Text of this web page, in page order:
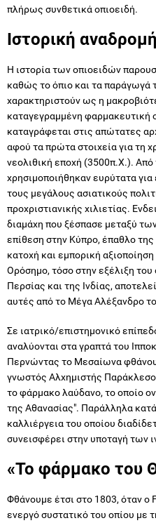
πλήρως συνθετικά οπιοειδή.
Ιστορική
Η ιστορία των οπιοειδών
καθώς το όπιο και τα παράγωγά
χαρακτηριστούν ως η
καταγεγραμμένη φαρμακευτική
καταγράφεται στις απώτατες
αφού τα πρώτα στοιχεία για τη
νεολιθική εποχή (3500π.Χ.). Από
χρησιμοποιήθηκαν ευρύτατα
τους μεγάλους ασιατικούς
προχριστιανικής χιλιετίας.
διαμάχη που ξέσπασε μεταξύ
επίθεση στην Κύπρο, έπαθλο της
κατοχή και εμπορική
Ορόσημο, τόσο στην εξέλιξη του
Περσίας και της Ινδίας,
αυτές από το Μέγα Αλέξανδρο
Σε ιατρικό/επιστημονικό
αναλύονται στα γραπτά του
Περνώντας το Μεσαίωνα
γνωστός Αλχημιστής
το φάρμακο λαύδανο, το οποίο
της Αθανασίας". Παράλληλα
καλλιέργεια του οποίου
συνεισφέρει στην υποταγή των
«Το φάρμακο του
Φθάνουμε έτσι στο 1803, όταν o
ενεργό συστατικό του οπίου με